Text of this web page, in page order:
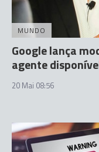
MUNDO
Google lança
agente
20 Mai 08:56